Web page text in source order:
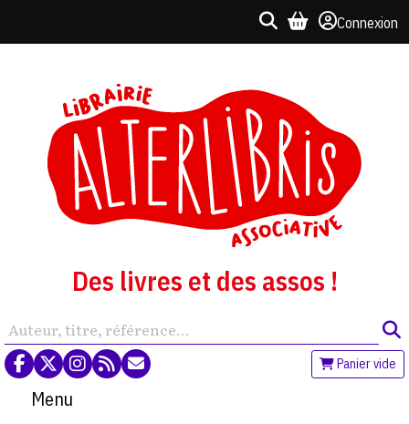
Connexion
Des livres et des assos !
Panier vide
Menu